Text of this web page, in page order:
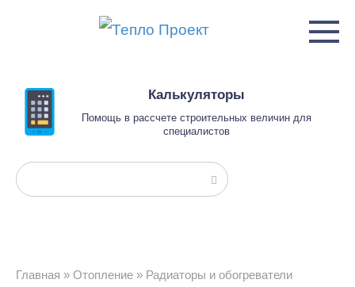
Калькуляторы
Помощь в рассчете строительных величин для
специалистов
Поиск:
Главная » Отопление » Радиаторы и обогреватели